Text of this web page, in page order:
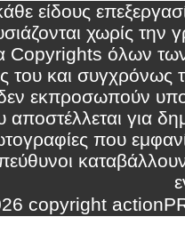
είδους
χωρίς την
Copyrights όλων
του και
εκπροσωπούν
για
που
copyright